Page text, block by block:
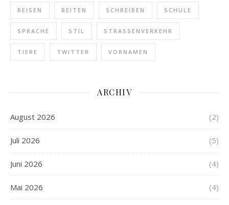
REISEN REITEN SCHREIBEN SCHULE
SPRACHE STIL STRASSENVERKEHR
TIERE TWITTER VORNAMEN
ARCHIV
August 2026 (2)
Juli 2026 (5)
Juni 2026 (4)
Mai 2026 (4)